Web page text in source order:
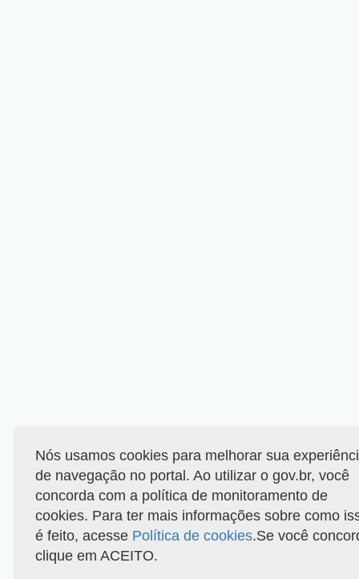
Nós usamos cookies para melhorar sua
de navegação no portal. Ao utilizar o gov.br, você
concorda com a política de monitoramento de
cookies. Para ter mais informações sobre como
é feito, acesse Política de cookies.Se você
clique em ACEITO.